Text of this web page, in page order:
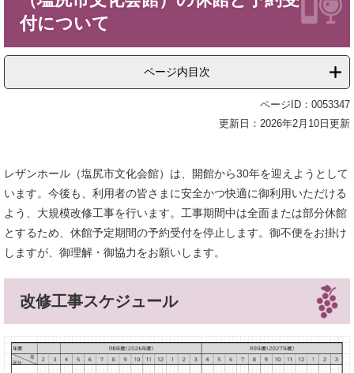
付について
ページ内目次
ページID：0053347
更新日：2026年2月10日更新
レザンホール（塩尻市文化会館）は、開館から30年を迎えようとして
います。今後も、利用者の皆さまに安全かつ快適に御利用いただける
よう、大規模改修工事を行います。工事期間中は全面または部分休館
とするため、休館予定期間の予約受付を停止します。御不便をお掛け
しますが、御理解・御協力をお願いします。
改修工事スケジュール